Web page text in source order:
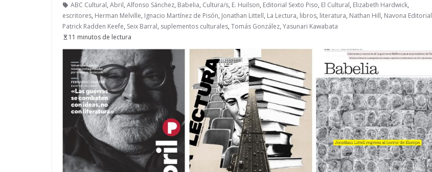
ABC Cultural, Abril, Alfonso Sánchez, Babelia, Cultura/s, E. Huilson, Editorial Sexto Piso, El Cultural, Elizabeth Hardwick,
escritores, Herman Melville, Ignacio Martínez de Pisón, Jonathan Littell, La Lectura, libros, literatura, Nathan Hill, Navona Editorial
Patrick Radden Keefe, Seix Barral, suplementos culturales, Tomás González, Yasunari Kawabata
11 minutos de lectura